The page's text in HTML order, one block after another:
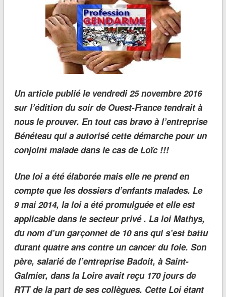
Un article publié le vendredi 25 novembre 2016
sur l’édition du soir de Ouest-France tendrait à
nous le prouver. En tout cas bravo à l’entreprise
Bénéteau qui a autorisé cette démarche pour un
conjoint malade dans le cas de Loïc !!!
Une loi a été élaborée mais elle ne prend en
compte que les dossiers d’enfants malades. Le
9 mai 2014, la loi a été promulguée et elle est
applicable dans le secteur privé . La loi Mathys,
du nom d’un garçonnet de 10 ans qui s’est battu
durant quatre ans contre un cancer du foie. Son
père, salarié de l’entreprise Badoit, à Saint-
Galmier, dans la Loire avait reçu 170 jours de
RTT de la part de ses collègues. Cette Loi étant